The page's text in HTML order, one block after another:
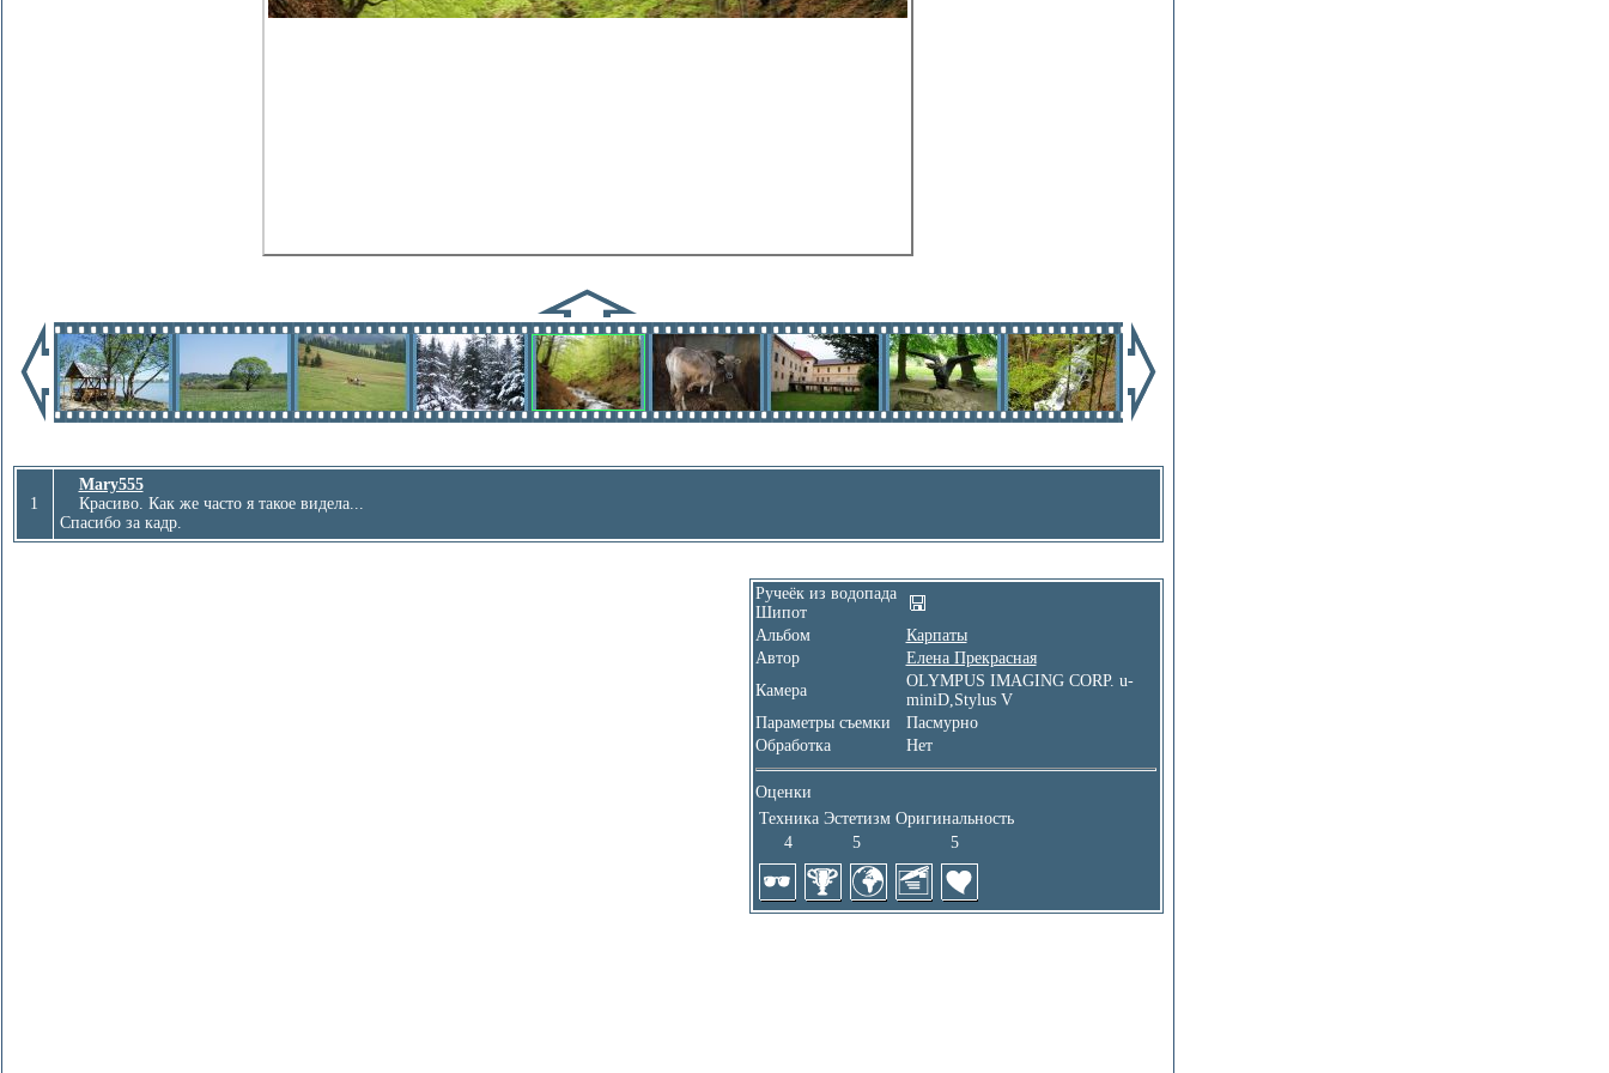
1
Mary555
Красиво. Как же часто я такое видела...
Спасибо за кадр.
Ручеёк из водопада
Шипот
Альбом
Карпаты
Автор
Елена Прекрасная
Камера
OLYMPUS IMAGING CORP. u-
miniD,Stylus V
Параметры съемки
Пасмурно
Обработка
Нет
Оценки
Техника Эстетизм Оригинальность
4
5 5